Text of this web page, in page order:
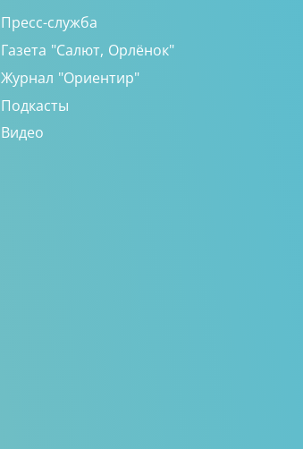
Пресс-служба
Газета "Салют, Орлёнок"
Журнал "Ориентир"
Подкасты
Видео